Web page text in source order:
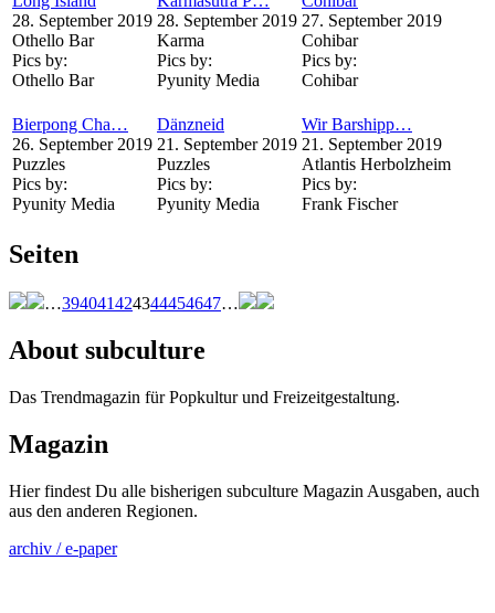
28. September 2019
Othello Bar
Pics by:
Othello Bar
28. September 2019
Karma
Pics by:
Pyunity Media
27. September 2019
Cohibar
Pics by:
Cohibar
Bierpong Cha…
26. September 2019
Puzzles
Pics by:
Pyunity Media
Dänzneid
21. September 2019
Puzzles
Pics by:
Pyunity Media
Wir Barshipp…
21. September 2019
Atlantis Herbolzheim
Pics by:
Frank Fischer
Seiten
…394041424344454647…
About subculture
Das Trendmagazin für Popkultur und Freizeitgestaltung.
Magazin
Hier findest Du alle bisherigen subculture Magazin Ausgaben, auch
aus den anderen Regionen.
archiv / e-paper